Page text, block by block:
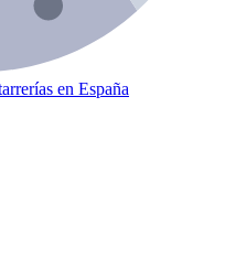
en España